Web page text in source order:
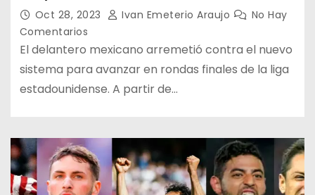
Oct 28, 2023 Ivan Emeterio Araujo
No Hay
Comentarios
El delantero mexicano arremetió contra el nuevo
sistema para avanzar en rondas finales de la liga
estadounidense. A partir de…